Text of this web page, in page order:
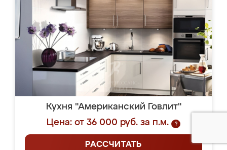
Кухня "Американский Говлит"
Цена: от 36 000 руб. за п.м.
?
РАССЧИТАТЬ